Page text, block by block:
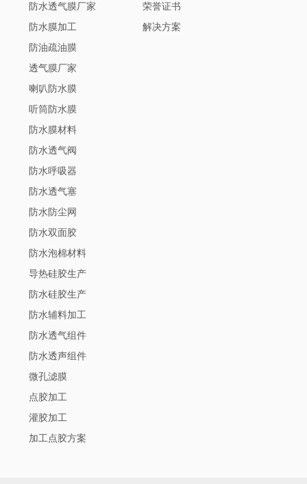
防水透气膜厂家
防水膜加工
防油疏油膜
透气膜厂家
喇叭防水膜
听筒防水膜
防水膜材料
防水透气阀
防水呼吸器
防水透气塞
防水防尘网
防水双面胶
防水泡棉材料
导热硅胶生产
防水硅胶生产
防水辅料加工
防水透气组件
防水透声组件
微孔滤膜
点胶加工
灌胶加工
加工点胶方案
荣誉证书
解决方案